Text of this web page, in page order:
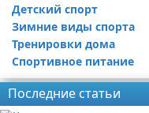
Детский спорт
Зимние виды спорта
Тренировки дома
Спортивное питание
Последние статьи